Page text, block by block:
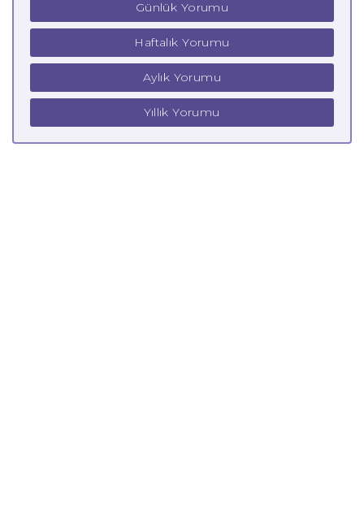
Günlük Yorumu
Haftalık Yorumu
Aylık Yorumu
Yıllık Yorumu